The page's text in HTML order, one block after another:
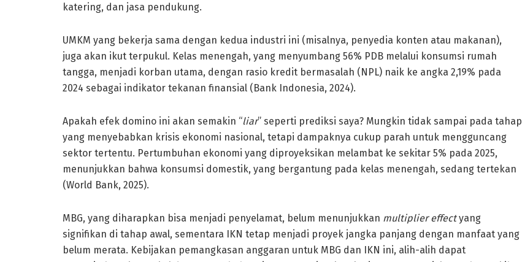
katering, dan jasa pendukung.
UMKM yang bekerja sama dengan kedua industri ini (misalnya, penyedia konten atau makanan),
juga akan ikut terpukul. Kelas menengah, yang menyumbang 56% PDB melalui konsumsi rumah
tangga, menjadi korban utama, dengan rasio kredit bermasalah (NPL) naik ke angka 2,19% pada
2024 sebagai indikator tekanan finansial (Bank Indonesia, 2024).
Apakah efek domino ini akan semakin “liar” seperti prediksi saya? Mungkin tidak sampai pada tahap
yang menyebabkan krisis ekonomi nasional, tetapi dampaknya cukup parah untuk mengguncang
sektor tertentu. Pertumbuhan ekonomi yang diproyeksikan melambat ke sekitar 5% pada 2025,
menunjukkan bahwa konsumsi domestik, yang bergantung pada kelas menengah, sedang tertekan
(World Bank, 2025).
MBG, yang diharapkan bisa menjadi penyelamat, belum menunjukkan multiplier effectyang
signifikan di tahap awal, sementara IKN tetap menjadi proyek jangka panjang dengan manfaat yang
belum merata. Kebijakan pemangkasan anggaran untuk MBG dan IKN ini, alih-alih dapat